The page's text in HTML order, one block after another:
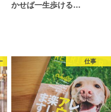
かせば一生歩ける…
仕事